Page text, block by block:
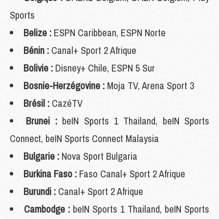
Sports
Belize : ESPN Caribbean, ESPN Norte
Bénin : Canal+ Sport 2 Afrique
Bolivie : Disney+ Chile, ESPN 5 Sur
Bosnie-Herzégovine : Moja TV, Arena Sport 3
Brésil : CazéTV
Brunei : beIN Sports 1 Thailand, beIN Sports
Connect, beIN Sports Connect Malaysia
Bulgarie : Nova Sport Bulgaria
Burkina Faso : Faso Canal+ Sport 2 Afrique
Burundi : Canal+ Sport 2 Afrique
Cambodge : beIN Sports 1 Thailand, beIN Sports